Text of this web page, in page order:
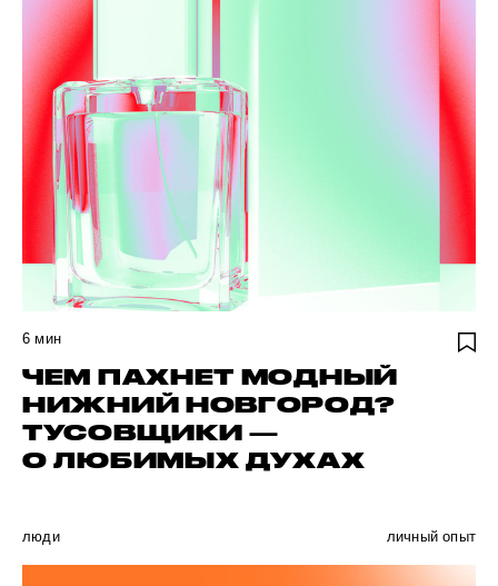
6 мин
ЧЕМ ПАХНЕТ МОДНЫЙ
НИЖНИЙ НОВГОРОД?
ТУСОВЩИКИ —
О ЛЮБИМЫХ ДУХАХ
люди личный опыт